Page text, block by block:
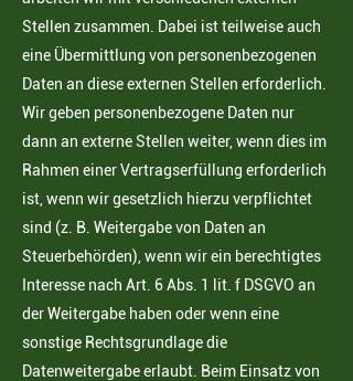
Stellen zusammen. Dabei ist teilweise auch
eine Übermittlung von personenbezogenen
Daten an diese externen Stellen erforderlich.
Wir geben personenbezogene Daten nur
dann an externe Stellen weiter, wenn dies im
Rahmen einer Vertragserfüllung erforderlich
ist, wenn wir gesetzlich hierzu verpflichtet
sind (z. B. Weitergabe von Daten an
Steuerbehörden), wenn wir ein berechtigtes
Interesse nach Art. 6 Abs. 1 lit. f DSGVO an
der Weitergabe haben oder wenn eine
sonstige Rechtsgrundlage die
Datenweitergabe erlaubt. Beim Einsatz von